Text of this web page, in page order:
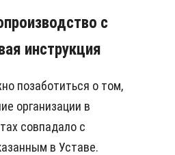
с
инструкция
позаботиться о том,
организации в
совпадало с
в Уставе.